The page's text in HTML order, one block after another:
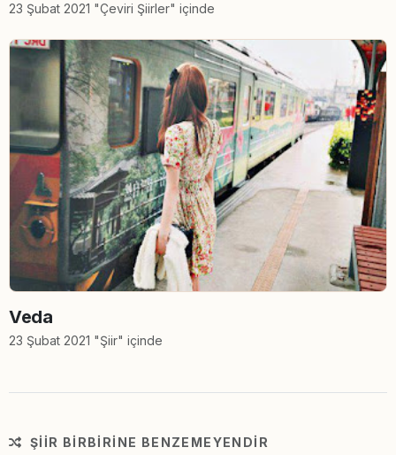
23 Şubat 2021 "Çeviri Şiirler" içinde
Veda
23 Şubat 2021 "Şiir" içinde
ŞIIR BIRBIRINE BENZEMEYENDIR